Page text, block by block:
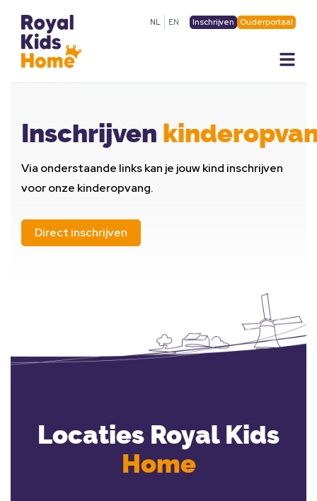
NL EN Inschrijven Ouderportaal
Inschrijven
Via onderstaande links kan je jouw kind inschrijven
voor onze kinderopvang.
Direct inschrijven
Locaties Royal Kids
Home